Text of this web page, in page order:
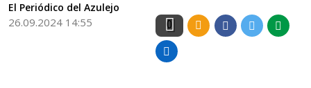
El Periódico del Azulejo
26.09.2024 14:55 0